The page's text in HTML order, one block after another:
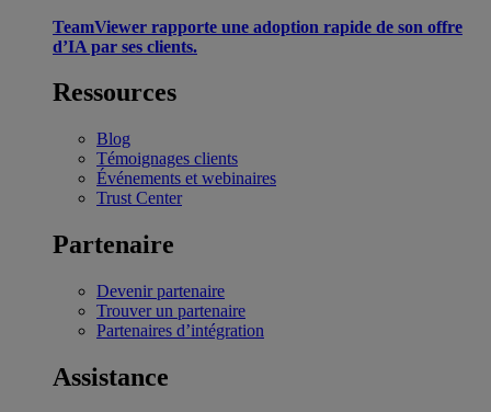
TeamViewer rapporte une adoption rapide de son offre
d’IA par ses clients.
Ressources
Blog
Témoignages clients
Événements et webinaires
Trust Center
Partenaire
Devenir partenaire
Trouver un partenaire
Partenaires d’intégration
Assistance